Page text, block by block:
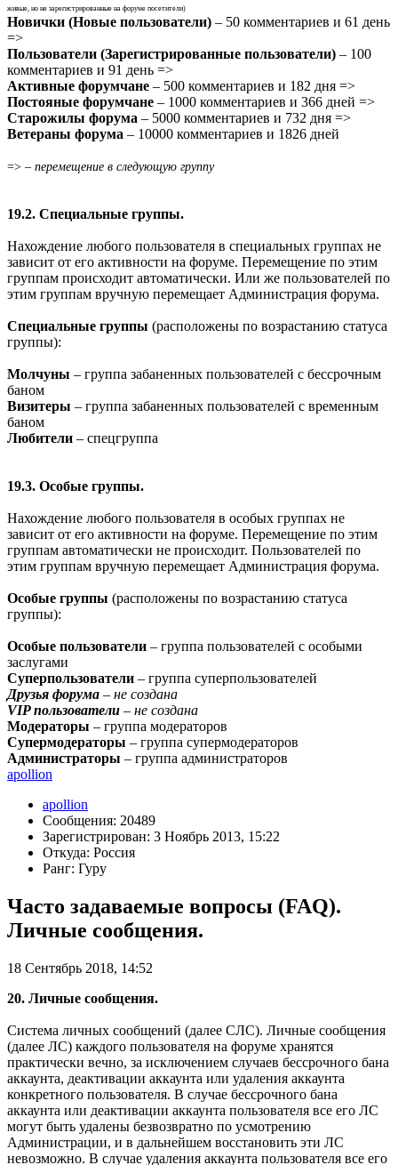
живые, но не зарегистрированные на форуме посетители)
Новички (Новые пользователи) – 50 комментариев и 61 день
=>
Пользователи (Зарегистрированные пользователи) – 100
комментариев и 91 день =>
Активные форумчане – 500 комментариев и 182 дня =>
Постояные форумчане – 1000 комментариев и 366 дней =>
Старожилы форума – 5000 комментариев и 732 дня =>
Ветераны форума – 10000 комментариев и 1826 дней
=> – перемещение в следующую группу
19.2. Специальные группы.
Нахождение любого пользователя в специальных группах не
зависит от его активности на форуме. Перемещение по этим
группам происходит автоматически. Или же пользователей по
этим группам вручную перемещает Администрация форума.
Специальные группы (расположены по возрастанию статуса
группы):
Молчуны – группа забаненных пользователей с бессрочным
баном
Визитеры – группа забаненных пользователей с временным
баном
Любители – спецгруппа
19.3. Особые группы.
Нахождение любого пользователя в особых группах не
зависит от его активности на форуме. Перемещение по этим
группам автоматически не происходит. Пользователей по
этим группам вручную перемещает Администрация форума.
Особые группы (расположены по возрастанию статуса
группы):
Особые пользователи – группа пользователей с особыми
заслугами
Суперпользователи – группа суперпользователей
Друзья форума – не создана
VIP пользователи – не создана
Модераторы – группа модераторов
Супермодераторы – группа супермодераторов
Администраторы – группа администраторов
apollion
apollion
Сообщения: 20489
Зарегистрирован: 3 Ноябрь 2013, 15:22
Откуда: Россия
Ранг: Гуру
Часто задаваемые вопросы (FAQ).
Личные сообщения.
18 Сентябрь 2018, 14:52
20. Личные сообщения.
Система личных сообщений (далее СЛС). Личные сообщения
(далее ЛС) каждого пользователя на форуме хранятся
практически вечно, за исключением случаев бессрочного бана
аккаунта, деактивации аккаунта или удаления аккаунта
конкретного пользователя. В случае бессрочного бана
аккаунта или деактивации аккаунта пользователя все его ЛС
могут быть удалены безвозвратно по усмотрению
Администрации, и в дальнейшем восстановить эти ЛС
невозможно. В случае удаления аккаунта пользователя все его